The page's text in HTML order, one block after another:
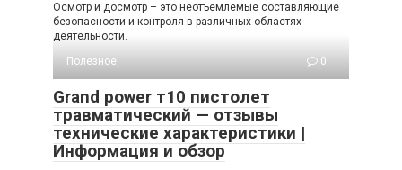
Осмотр и досмотр – это неотъемлемые составляющие
безопасности и контроля в различных областях
деятельности.
Полезное
0
Grand power т10 пистолет
травматический — отзывы
технические характеристики |
Информация и обзор